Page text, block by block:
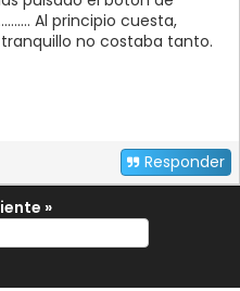
Al principio cuesta,
no costaba tanto.
Responder
»